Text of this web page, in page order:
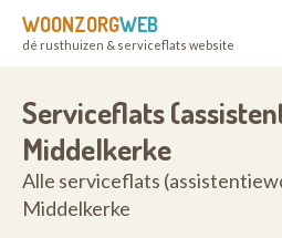
WOONZORGWEB
dé rusthuizen & serviceflats website
Serviceflats
Middelkerke
Alle serviceflats
Middelkerke